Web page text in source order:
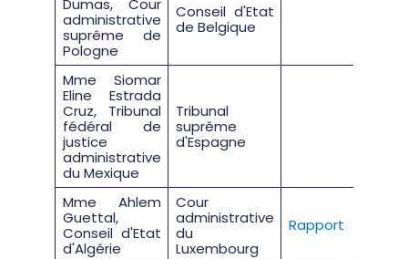
Dumas, Cour
administrative
suprême de
Pologne
Conseil d'Etat
de Belgique
Mme Siomar
Eline Estrada
Cruz, Tribunal
fédéral de
justice
administrative
du Mexique
Tribunal
suprême
d'Espagne
Mme Ahlem
Guettal,
Conseil d'Etat
d'Algérie
Cour
administrative
du
Luxembourg
Rapport